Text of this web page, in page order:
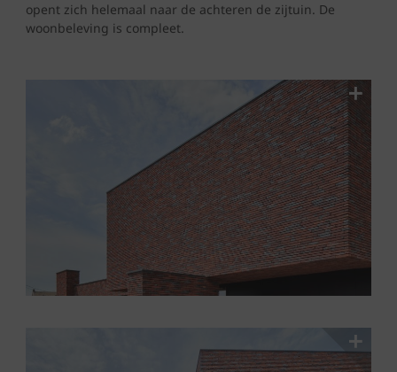
opent zich helemaal naar de achteren de zijtuin. De
woonbeleving is compleet.